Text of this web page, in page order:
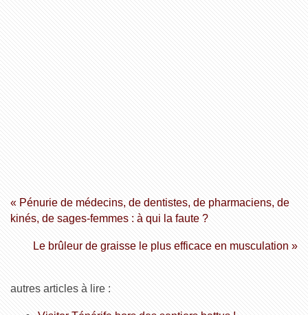
« Pénurie de médecins, de dentistes, de pharmaciens, de
kinés, de sages-femmes : à qui la faute ?
Le brûleur de graisse le plus efficace en musculation »
autres articles à lire :